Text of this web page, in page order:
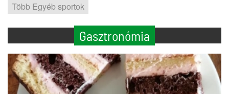
Több Egyéb sportok
Gasztronómia